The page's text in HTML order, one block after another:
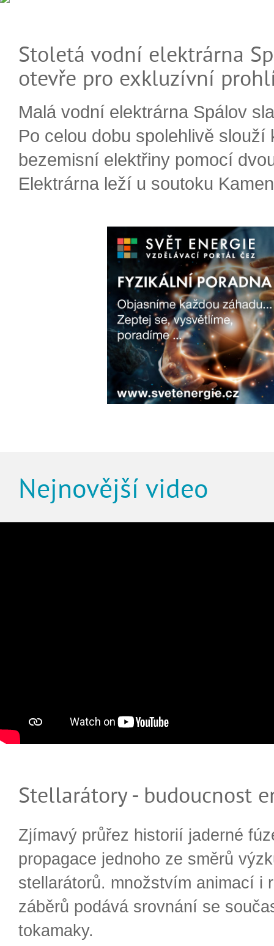
Stoletá vodní elektrárna
otevře pro exkluzívní
Malá vodní elektrárna Spálov
Po celou dobu spolehlivě slouží
bezemisní elektřiny pomocí
Elektrárna leží u soutoku
Nejnovější video
Stellarátory - budoucnost
Zjímavý průřez historií jaderné
propagace jednoho ze směrů
stellarátorů. množstvím animací i
záběrů podává srovnání se
tokamaky.